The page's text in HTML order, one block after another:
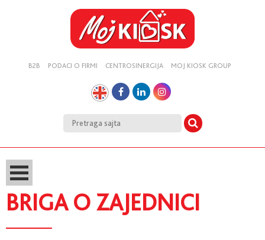
B2B PODACI O FIRMI CENTROSINERGIJA MOJ KIOSK GROUP
BRIGA O ZAJEDNICI